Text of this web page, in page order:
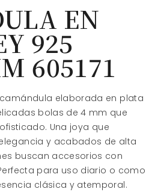
EN
925
605171
elaborada en plata
bolas de 4 mm que
Una joya que
y acabados de alta
buscan accesorios con
para uso diario o como
clásica y atemporal.